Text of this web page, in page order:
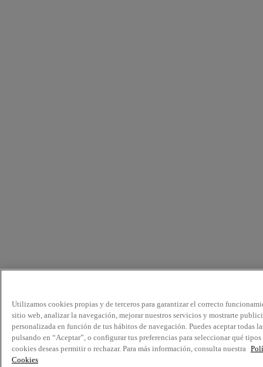
Utilizamos cookies propias y de terceros para garantizar el correcto
sitio web, analizar la navegación, mejorar nuestros servicios y mostrarte
personalizada en función de tus hábitos de navegación. Puedes aceptar todas
pulsando en “Aceptar”, o configurar tus preferencias para seleccionar qué tipos
cookies deseas permitir o rechazar. Para más información, consulta nuestra
Cookies